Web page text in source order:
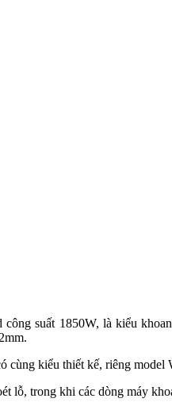
suất 1850W, là kiểu
kiểu thiết kế, riêng
lỗ, trong khi các dòng máy